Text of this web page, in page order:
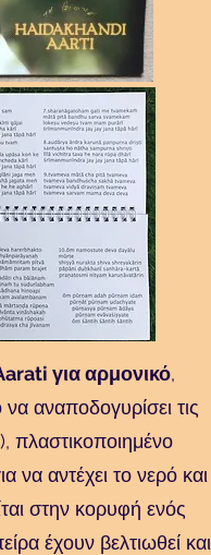
για αρμονικό,
αναποδογυρίσει τις
πλαστικοποιημένο
να αντέχει το νερό και
στην κορυφή ενός
έχουν βελτιωθεί και